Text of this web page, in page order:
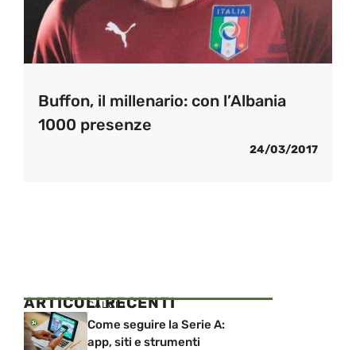
Buffon, il millenario: con l’Albania
1000 presenze
24/03/2017
ARTICOLI RECENTI
CALCIO
Come seguire la Serie A:
app, siti e strumenti